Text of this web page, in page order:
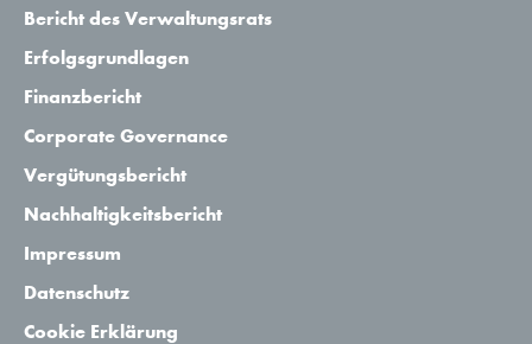
Bericht des Verwaltungsrats
Erfolgsgrundlagen
Finanzbericht
Corporate Governance
Vergütungsbericht
Nachhaltigkeitsbericht
Impressum
Datenschutz
Cookie Erklärung